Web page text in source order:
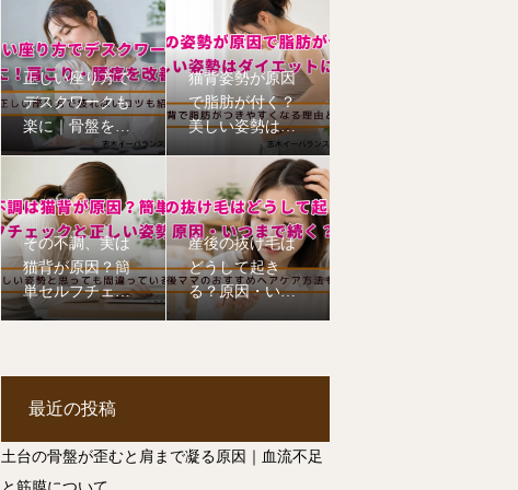
バランス整体
院】
に【志木市の整
体院】
正しい座り方で
デスクワークも
楽に｜骨盤を立
てて肩こり・腰
痛を改善！
猫背姿勢が原因
で脂肪が付く？
美しい姿勢はダ
イエットに効果
その不調、実は
猫背が原因？簡
単セルフチェッ
クと正しい姿勢
産後の抜け毛は
どうして起き
る？原因・いつ
まで続く？ヘア
最近の投稿
土台の骨盤が歪むと肩まで凝る原因｜血流不足